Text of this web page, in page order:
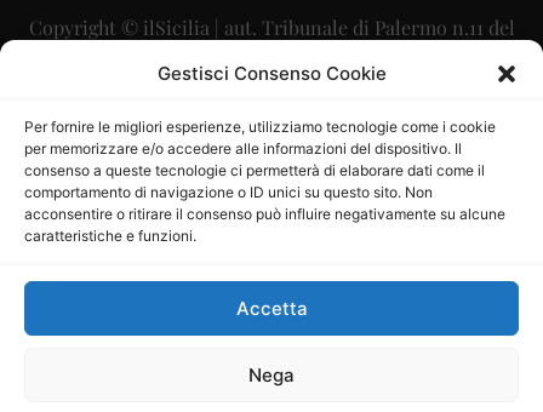
Gestisci Consenso Cookie
Per fornire le migliori esperienze, utilizziamo tecnologie come i cookie
per memorizzare e/o accedere alle informazioni del dispositivo. Il
consenso a queste tecnologie ci permetterà di elaborare dati come il
comportamento di navigazione o ID unici su questo sito. Non
acconsentire o ritirare il consenso può influire negativamente su alcune
caratteristiche e funzioni.
Accetta
Nega
Copyright © ilSicilia | aut. Tribunale di Palermo n.11 del
29/09/2015
Direttore Editoriale: Maurizio Scaglione
Direttore Responsabile: Maria Calabrese
P.IVA: 06334930820
Mercurio Comunicazione Società Cooperativa a r.l. è
iscritta al Registro degli Operatori di Comunicazione al